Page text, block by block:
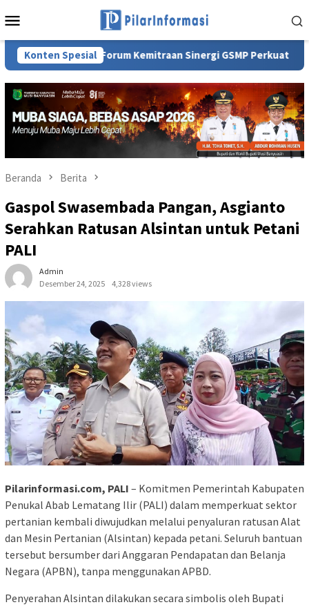
ke
Mobile
Konten Spesial
Forum Kemitraan Sinergi GSMP Perkuat Ketahanan
Beranda Berita
Gaspol Swasembada Pangan, Asgianto
Serahkan Ratusan Alsintan untuk Petani
PALI
Admin
Desember 24, 2025
4,328 views
Pilarinformasi.com, PALI – Komitmen Pemerintah Kabupaten
Penukal Abab Lematang Ilir (PALI) dalam memperkuat sektor
pertanian kembali diwujudkan melalui penyaluran ratusan Alat
dan Mesin Pertanian (Alsintan) kepada petani. Seluruh bantuan
tersebut bersumber dari Anggaran Pendapatan dan Belanja
Negara (APBN), tanpa menggunakan APBD.
Penyerahan Alsintan dilakukan secara simbolis oleh Bupati